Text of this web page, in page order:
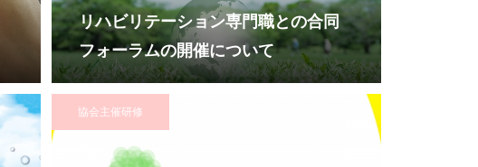
リハビリテーション専門職との合同
フォーラムの開催について
協会主催研修